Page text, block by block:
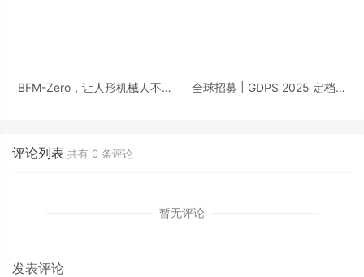
BFM-Zero，让人形机械人不再
全球招募 | GDPS 2025 定档：
评论列表 共有 0 条评论
暂无评论
发表评论